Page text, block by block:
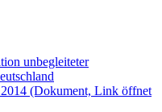
unbegleiteter
(Dokument, Link öffnet